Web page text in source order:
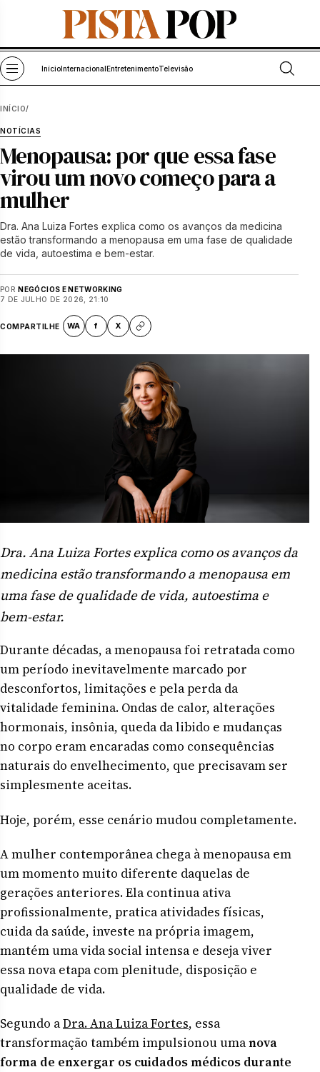
Pular para o conteúdo
Abrir menu
Início Internacional EntretenimentoTelevisão Abrir
INÍCIO/
NOTÍCIAS
Menopausa: por que essa fase
virou um novo começo para a
mulher
Dra. Ana Luiza Fortes explica como os avanços da medicina
estão transformando a menopausa em uma fase de qualidade
de vida, autoestima e bem-estar.
POR NEGÓCIOS E NETWORKING
7 DE JULHO DE 2026, 21:10
COMPARTILHE WA f X
Dra. Ana Luiza Fortes explica como os avanços da
medicina estão transformando a menopausa em
uma fase de qualidade de vida, autoestima e
bem-estar.
Durante décadas, a menopausa foi retratada como
um período inevitavelmente marcado por
desconfortos, limitações e pela perda da
vitalidade feminina. Ondas de calor, alterações
hormonais, insônia, queda da libido e mudanças
no corpo eram encaradas como consequências
naturais do envelhecimento, que precisavam ser
simplesmente aceitas.
Hoje, porém, esse cenário mudou completamente.
A mulher contemporânea chega à menopausa em
um momento muito diferente daquelas de
gerações anteriores. Ela continua ativa
profissionalmente, pratica atividades físicas,
cuida da saúde, investe na própria imagem,
mantém uma vida social intensa e deseja viver
essa nova etapa com plenitude, disposição e
qualidade de vida.
Segundo aDra. Ana Luiza Fortes, essa
transformação também impulsionou umanova
forma de enxergar os cuidados médicos durante